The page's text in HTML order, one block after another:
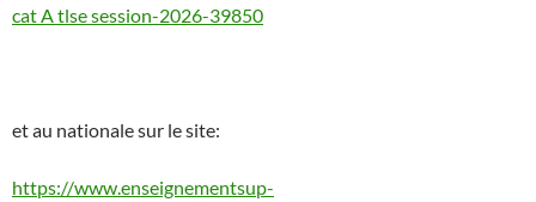
cat A tlse session-2026-39850
et au nationale sur le site:
https://www.enseignementsup-